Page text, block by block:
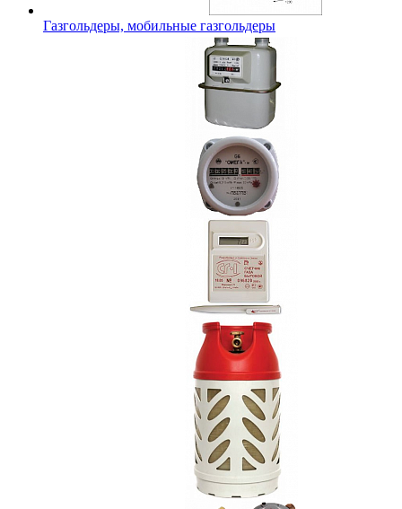
Газгольдеры, мобильные газгольдеры